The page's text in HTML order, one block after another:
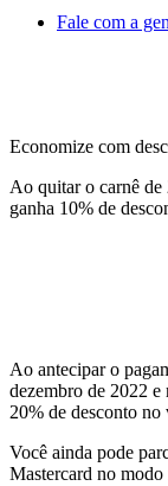
Fale com a
Economize com
Ao quitar o carnê de
ganha 10% de
Ao antecipar o
dezembro de 2022
20% de desconto
Você ainda pode
Mastercard no modo